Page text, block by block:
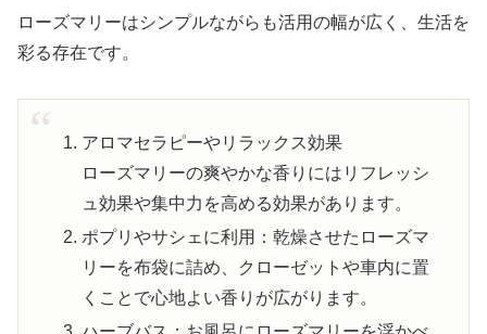
ローズマリーはシンプルながらも活用の幅が広く、生活を
彩る存在です。
アロマセラピーやリラックス効果
ローズマリーの爽やかな香りにはリフレッシ
ュ効果や集中力を高める効果があります。
ポプリやサシェに利用：乾燥させたローズマ
リーを布袋に詰め、クローゼットや車内に置
くことで心地よい香りが広がります。